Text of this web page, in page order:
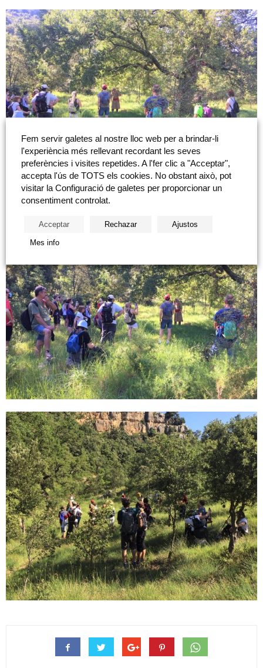
Fem servir galetes al nostre lloc web per a brindar-li
l'experiència més rellevant recordant les seves
preferències i visites repetides. A l'fer clic a "Acceptar",
accepta l'ús de TOTS els cookies. No obstant això, pot
visitar la Configuració de galetes per proporcionar un
consentiment controlat.
Acceptar Rechazar Ajustos
Mes info